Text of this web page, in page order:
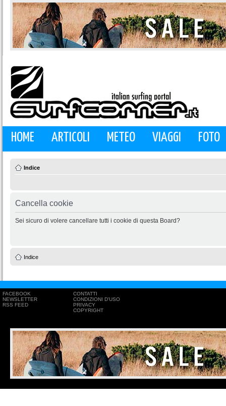
HOME ARTICOLI METEO VIAGGI FOTO
Indice
Cancella cookie
Sei sicuro di volere cancellare tutti i cookie di questa Board?
Indice
FACEBOOK
NEWSLETTER
RSS FEED
CONTATTI
CONDIZIONI D'USO
PRIVACY
COPYRIGHT